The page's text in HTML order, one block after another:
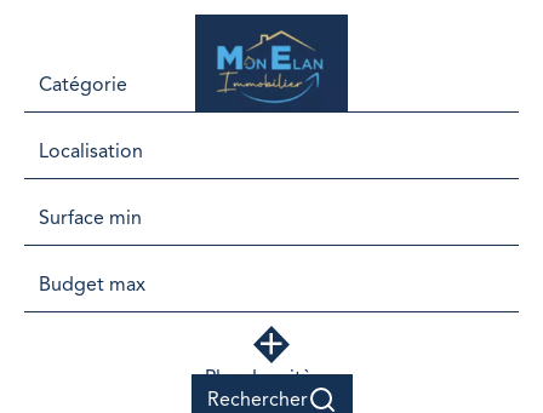
Catégorie
Localisation
Plus de critères
Rechercher